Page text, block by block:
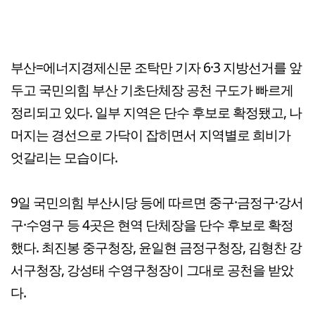
부산=에너지경제신문 조탁만 기자 6·3 지방선거를 앞
두고 국민의힘 부산 기초단체장 공천 구도가 빠르게
정리되고 있다. 일부 지역은 단수 후보로 확정됐고, 나
머지는 경선으로 가닥이 잡히면서 지역별로 희비가
엇갈리는 모습이다.
9일 국민의힘 부산시당 등에 따르면 중구·금정구·강서
구·수영구 등 4곳은 현역 단체장을 단수 후보로 확정
했다. 최진봉 중구청장, 윤일현 금정구청장, 김형찬 강
서구청장, 강성태 수영구청장이 그대로 공천을 받았
다.